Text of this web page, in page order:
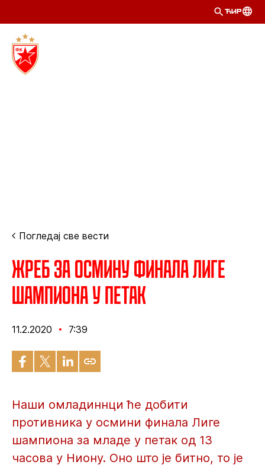
ЋИР
Погледај све вести
Жреб за осмину финала Лиге
шампиона у петак
11.2.2020 7:39
Наши омладиннци ће добити
противника у осмини финала Лиге
шампиона за младе у петак од 13
часова у Ниону. Оно што је битно, то је